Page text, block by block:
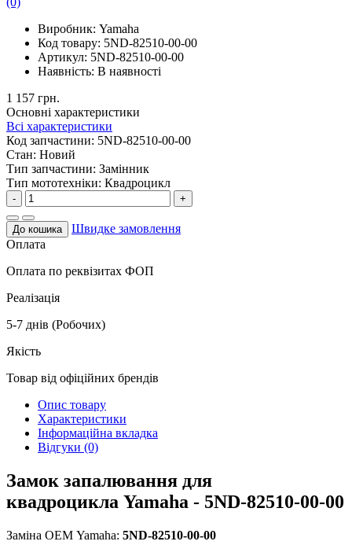
Виробник: Yamaha
Код товару: 5ND-82510-00-00
Артикул: 5ND-82510-00-00
Наявність: В наявності
1 157 грн.
Основні характеристики
Всі характеристики
Код запчастини: 5ND-82510-00-00
Стан: Новий
Тип запчастини: Замінник
Тип мототехніки: Квадроцикл
- +
До кошика
Швидке замовлення
Оплата
Оплата по реквізитах ФОП
Реалізація
5-7 днів (Робочих)
Якість
Товар від офіційних брендів
Опис товару
Характеристики
Інформаційна вкладка
Відгуки (0)
Замок запалювання для
квадроцикла Yamaha - 5ND-82510-00-00
Заміна OEM Yamaha: 5ND-82510-00-00